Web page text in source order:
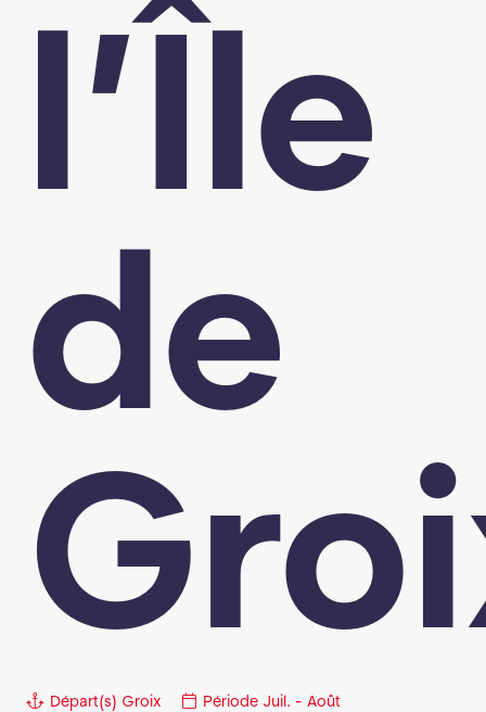
l’Île
de
Départ(s) Groix Période Juil. - Août